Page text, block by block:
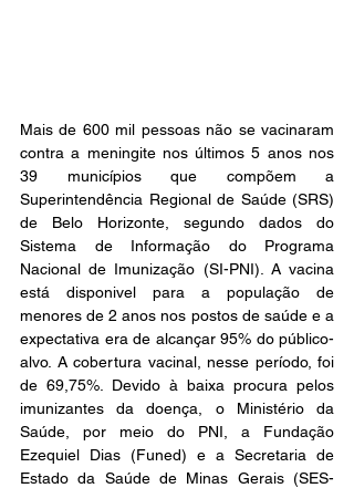
Mais de 600 mil pessoas não se vacinaram
contra a meningite nos últimos 5 anos nos
39 municípios que compõem a
Superintendência Regional de Saúde (SRS)
de Belo Horizonte, segundo dados do
Sistema de Informação do Programa
Nacional de Imunização (SI-PNI). A vacina
está disponivel para a população de
menores de 2 anos nos postos de saúde e a
expectativa era de alcançar 95% do público-
alvo. A cobertura vacinal, nesse período, foi
de 69,75%. Devido à baixa procura pelos
imunizantes da doença, o Ministério da
Saúde, por meio do PNI, a Fundação
Ezequiel Dias (Funed) e a Secretaria de
Estado da Saúde de Minas Gerais (SES-